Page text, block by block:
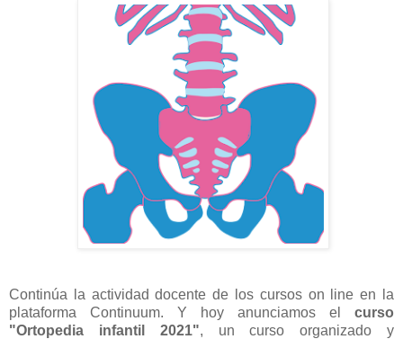
Continúa la actividad docente de los cursos on line en la
plataforma Continuum. Y hoy anunciamos el curso
"Ortopedia infantil 2021", un curso organizado y